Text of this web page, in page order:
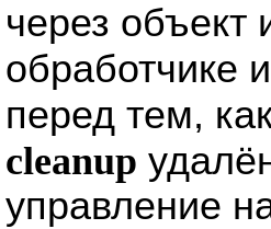
через объект
обработчике
перед тем,
cleanup
управление